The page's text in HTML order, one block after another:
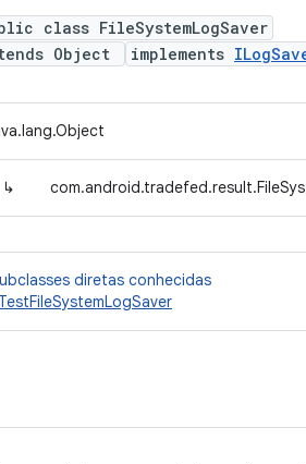
class FileSystemLogSaver
Object
implements
↳
diretas conhecidas